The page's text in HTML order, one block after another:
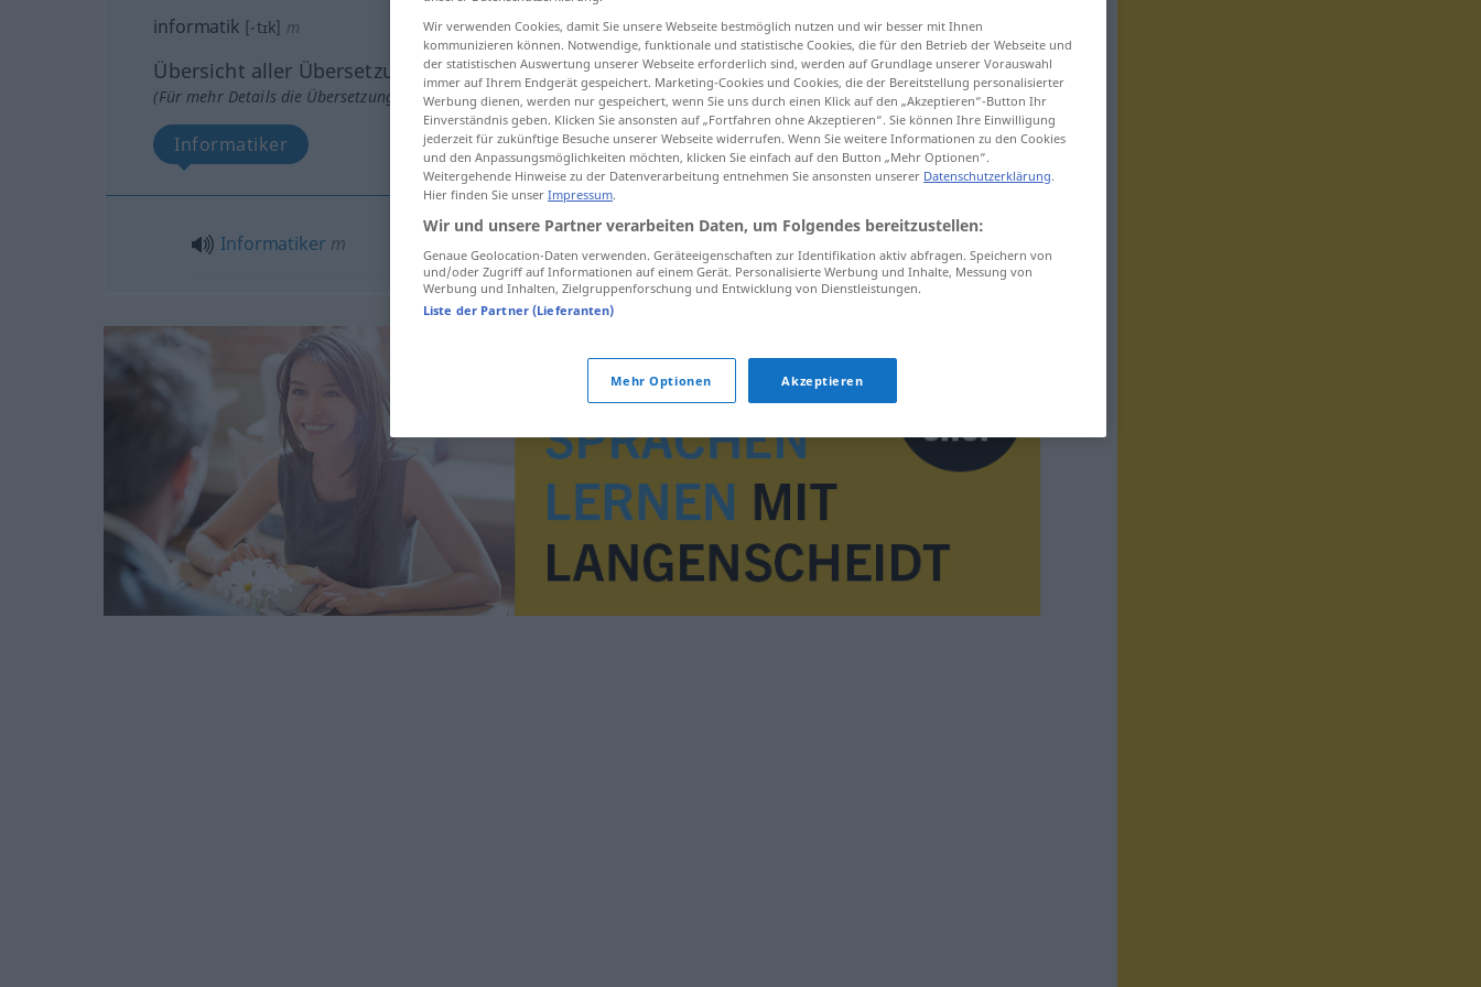
informatik [-tɪk] m
Übersicht aller Übersetzungen
(Für mehr Details die Übersetzung anklicken/antippen)
Informatiker
Informatiker m
Wir verwenden Cookies, damit Sie unsere Webseite bestmöglich nutzen und wir besser mit Ihnen
kommunizieren können. Notwendige, funktionale und statistische Cookies, die für den Betrieb der Webseite und
der statistischen Auswertung unserer Webseite erforderlich sind, werden auf Grundlage unserer Vorauswahl
immer auf Ihrem Endgerät gespeichert. Marketing-Cookies und Cookies, die der Bereitstellung personalisierter
Werbung dienen, werden nur gespeichert, wenn Sie uns durch einen Klick auf den „Akzeptieren“-Button Ihr
Einverständnis geben. Klicken Sie ansonsten auf „Fortfahren ohne Akzeptieren“. Sie können Ihre Einwilligung
jederzeit für zukünftige Besuche unserer Webseite widerrufen. Wenn Sie weitere Informationen zu den Cookies
und den Anpassungsmöglichkeiten möchten, klicken Sie einfach auf den Button „Mehr Optionen“.
Weitergehende Hinweise zu der Datenverarbeitung entnehmen Sie ansonsten unserer Datenschutzerklärung.
Hier finden Sie unser Impressum.
Wir und unsere Partner verarbeiten Daten, um Folgendes bereitzustellen:
Genaue Geolocation-Daten verwenden. Geräteeigenschaften zur Identifikation aktiv abfragen. Speichern von
und/oder Zugriff auf Informationen auf einem Gerät. Personalisierte Werbung und Inhalte, Messung von
Werbung und Inhalten, Zielgruppenforschung und Entwicklung von Dienstleistungen.
Liste der Partner (Lieferanten)
Mehr Optionen Akzeptieren